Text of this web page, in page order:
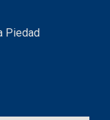
Piedad